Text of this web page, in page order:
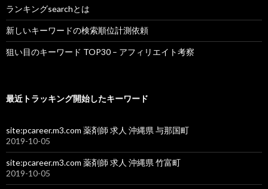
ランキングsearchとは
新しいキーワードの検索順位計測依頼
狙い目のキーワード TOP30 – アフィリエイト考察
最近トラッキング開始したキーワード
site:pcareer.m3.com 薬剤師 求人 沖縄県 与那国町
2019-10-05
site:pcareer.m3.com 薬剤師 求人 沖縄県 竹富町
2019-10-05